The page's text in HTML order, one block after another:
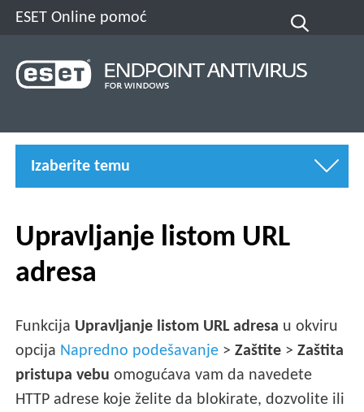
ESET Online pomoć
Izaberite temu
Upravljanje listom URL
adresa
Funkcija Upravljanje listom URL adresa u okviru
opcija Napredno podešavanje >Zaštite >Zaštita
pristupa vebu omogućava vam da navedete
HTTP adrese koje želite da blokirate, dozvolite ili